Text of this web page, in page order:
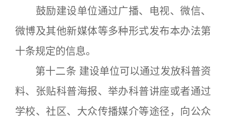
鼓励建设单位通过广播、电视、微信、
微博及其他新媒体等多种形式发布本办法第
十条规定的信息。
第十二条 建设单位可以通过发放科普资
料、张贴科普海报、举办科普讲座或者通过
学校、社区、大众传播媒介等途径，向公众